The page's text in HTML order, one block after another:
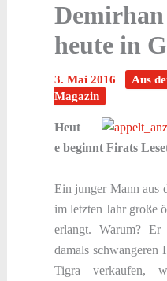
heute in
3. Mai 2016 Aus
Magazin
Heut
e beginnt Firats
Ein junger Mann aus
im letzten Jahr große
erlangt. Warum?
damals schwangeren
Tigra verkaufen,